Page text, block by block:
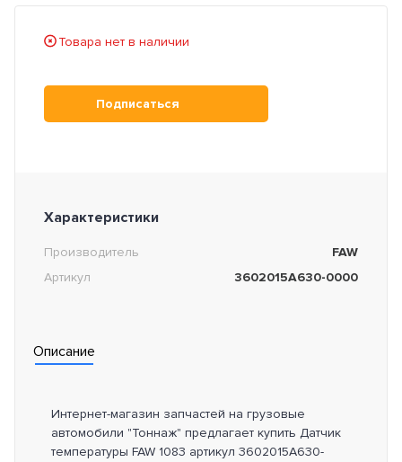
Товара нет в наличии
Подписаться
Характеристики
Производитель
FAW
Артикул
3602015A630-0000
Описание
Интернет-магазин запчастей на грузовые
автомобили "Тоннаж" предлагает купить Датчик
температуры FAW 1083 артикул 3602015A630-